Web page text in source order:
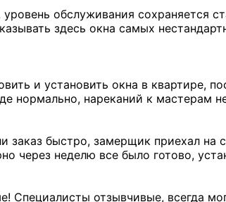
обслуживания сохраняется
здесь окна самых
и установить окна в квартире,
нормально, нареканий к мастерам
заказ быстро, замерщик приехал
через неделю все было готово,
Специалисты отзывчивые, всегда